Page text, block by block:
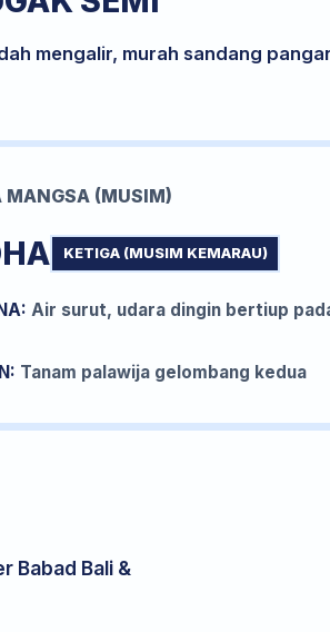
mengalir, murah sandang
MANGSA (MUSIM)
KETIGA (MUSIM KEMARAU)
Air surut, udara dingin bertiup
Tanam palawija gelombang kedua
Babad Bali &